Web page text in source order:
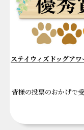
ステイウィズドッグア
皆様の投票のおかげで